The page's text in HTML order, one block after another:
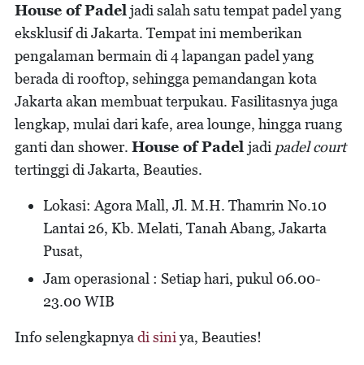
House of Padel jadi salah satu tempat padel yang
eksklusif di Jakarta. Tempat ini memberikan
pengalaman bermain di 4 lapangan padel yang
berada di rooftop, sehingga pemandangan kota
Jakarta akan membuat terpukau. Fasilitasnya juga
lengkap, mulai dari kafe, area lounge, hingga ruang
ganti dan shower. House of Padel jadi padel court
tertinggi di Jakarta, Beauties.
Lokasi: Agora Mall, Jl. M.H. Thamrin No.10
Lantai 26, Kb. Melati, Tanah Abang, Jakarta
Pusat,
Jam operasional : Setiap hari, pukul 06.00-
23.00 WIB
Info selengkapnya di siniya, Beauties!